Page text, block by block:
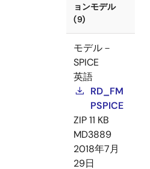
ョンモデル
(9)
モデル－
SPICE
英語
RD_FM
PSPICE
ZIP11 KB
MD3889
2018年7月
29日